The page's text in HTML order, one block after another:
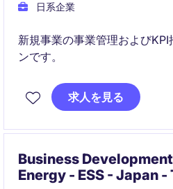
日系企業
新規事業の事業管理および
ンです。
求人を見る
Business
Energy - ESS - Japan -